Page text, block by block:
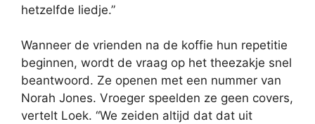
hetzelfde liedje.”
Wanneer de vrienden na de koffie hun repetitie
beginnen, wordt de vraag op het theezakje snel
beantwoord. Ze openen met een nummer van
Norah Jones. Vroeger speelden ze geen covers,
vertelt Loek. “We zeiden altijd dat dat uit